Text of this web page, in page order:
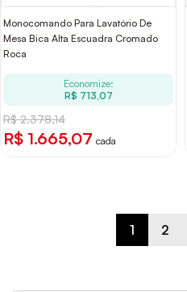
Monocomando Para Lavatório De
Mesa Bica Alta Escuadra Cromado
Roca
Economize:
R$ 713,07
R$ 2.378,14
R$ 1.665,07 cada
1 2